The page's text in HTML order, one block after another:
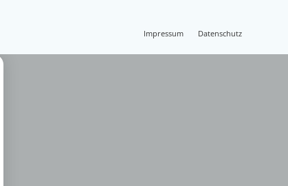
Impressum Datenschutz